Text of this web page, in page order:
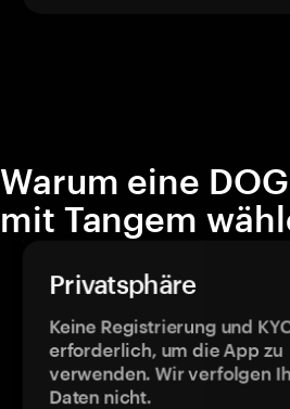
Warum eine
mit Tangem
Privatsphäre
Keine Registrierung und
erforderlich, um die App zu
verwenden. Wir verfolgen
Daten nicht.